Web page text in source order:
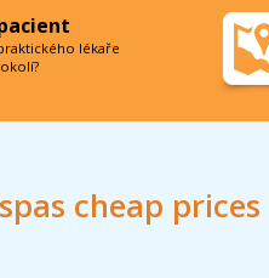
cheap prices
lékaře